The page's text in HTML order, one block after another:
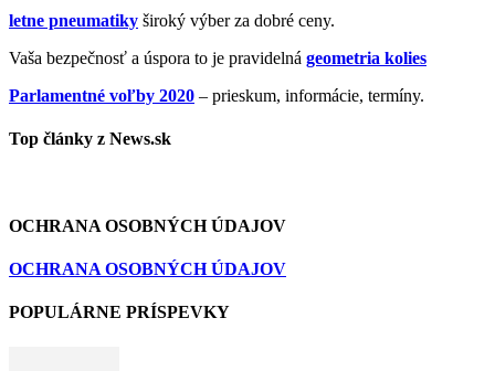
letne pneumatiky široký výber za dobré ceny.
Vaša bezpečnosť a úspora to je pravidelná geometria kolies
Parlamentné voľby 2020 – prieskum, informácie, termíny.
Top články z News.sk
OCHRANA OSOBNÝCH ÚDAJOV
OCHRANA OSOBNÝCH ÚDAJOV
POPULÁRNE PRÍSPEVKY